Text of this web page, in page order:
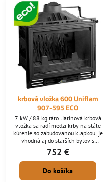
dvere ref. 601-743
krbová vložka 600 Uniflam
907-595 ECO
7 kW / 88 kg táto liatinová krbová
vložka sa radí medzi krby na stále
kúrenie so zabudovanou klapkou, je
vhodná aj do starších bytov s
rozmermi komína 15x15 keďže jej
nároky na ťah sú nízke. Ekologický
produkt - spĺňa požiadavky na
Ekodizajn
752 €
Do košíka